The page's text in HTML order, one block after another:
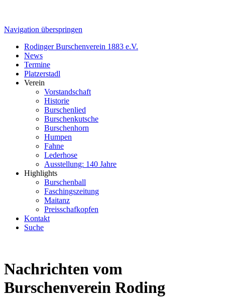
Navigation überspringen
Rodinger Burschenverein 1883 e.V.
News
Termine
Platzerstadl
Verein
Vorstandschaft
Historie
Burschenlied
Burschenkutsche
Burschenhorn
Humpen
Fahne
Lederhose
Ausstellung: 140 Jahre
Highlights
Burschenball
Faschingszeitung
Maitanz
Preisschafkopfen
Kontakt
Suche
Nachrichten vom
Burschenverein Roding